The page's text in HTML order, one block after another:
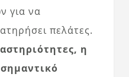
για να
πελάτες.
η